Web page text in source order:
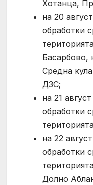
Хотанца,
на 20
обработки
Басарбово,
Средна
ДЗС;
на 21
обработки
на 22
обработки
Долно